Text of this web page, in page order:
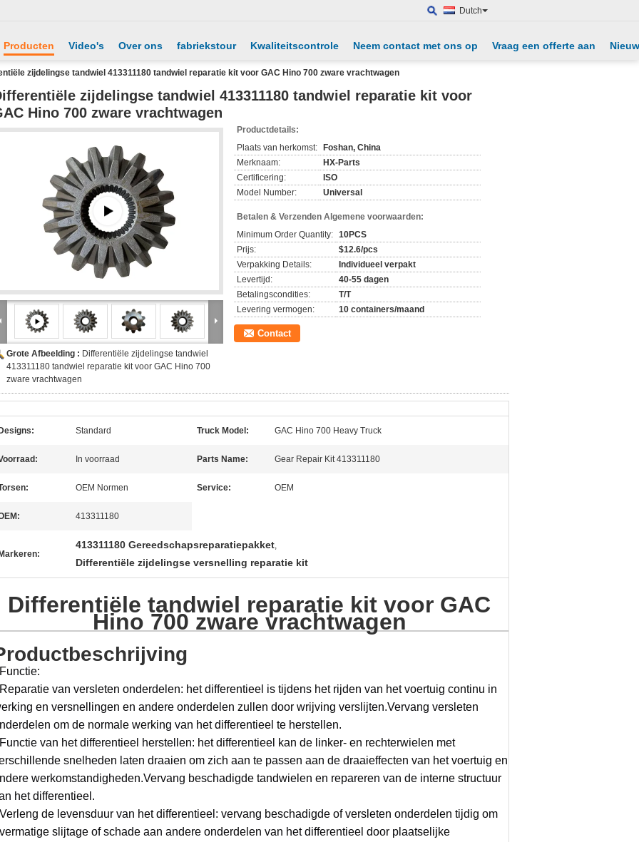
Dutch
Producten Video's Over ons fabriekstour Kwaliteitscontrole Neem contact met ons op Vraag een offerte aan
zijdelingse tandwiel 413311180 tandwiel reparatie kit voor GAC Hino 700 zware vrachtwagen
zijdelingse tandwiel 413311180 tandwiel reparatie kit voor
Hino 700 zware vrachtwagen
Grote Afbeelding : Differentiële zijdelingse tandwiel
413311180 tandwiel reparatie kit voor GAC Hino 700
zware vrachtwagen
Productdetails:
Plaats van herkomst:
Foshan, China
Merknaam:
HX-Parts
Certificering:
ISO
Model Number:
Universal
Betalen & Verzenden Algemene voorwaarden:
Minimum Order Quantity: 10PCS
Prijs:
$12.6/pcs
Verpakking Details:
Individueel verpakt
Levertijd:
40-55 dagen
Betalingscondities:
T/T
Levering vermogen:
10 containers/maand
Contact
Standard Truck Model: GAC Hino 700 Heavy Truck
In voorraad Parts Name: Gear Repair Kit 413311180
OEM Normen Service: OEM
413311180
413311180 Gereedschapsreparatiepakket,
Differentiële zijdelingse versnelling reparatie kit
Differentiële tandwiel reparatie kit voor GAC
Hino 700 zware vrachtwagen
van versleten onderdelen: het differentieel is tijdens het rijden van het voertuig continu in
en versnellingen en andere onderdelen zullen door wrijving verslijten.Vervang versleten
om de normale werking van het differentieel te herstellen.
van het differentieel herstellen: het differentieel kan de linker- en rechterwielen met
snelheden laten draaien om zich aan te passen aan de draaieffecten van het voertuig en
werkomstandigheden.Vervang beschadigde tandwielen en repareren van de interne structuur
het differentieel.
de levensduur van het differentieel: vervang beschadigde of versleten onderdelen tijdig om
slijtage of schade aan andere onderdelen van het differentieel door plaatselijke